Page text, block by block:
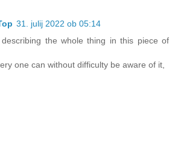
31. julij 2022 ob 05:14
the whole thing in this piece of
one can without difficulty be aware of it,